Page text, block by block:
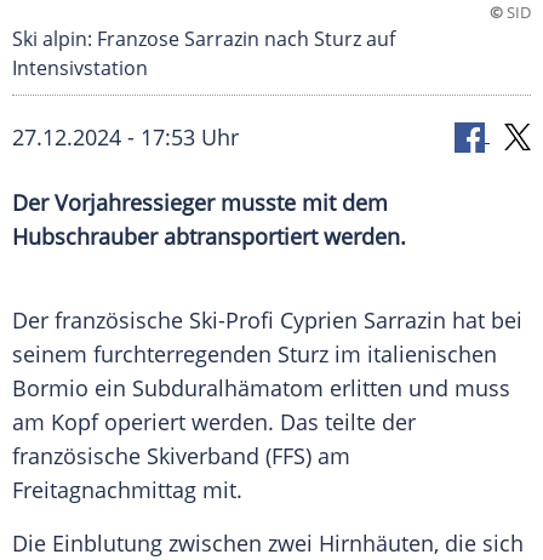
©SID
Ski alpin: Franzose Sarrazin nach Sturz auf
Intensivstation
27.12.2024 - 17:53 Uhr
Der Vorjahressieger musste mit dem
Hubschrauber abtransportiert werden.
Der französische Ski-Profi Cyprien Sarrazin hat bei
seinem furchterregenden Sturz im italienischen
Bormio ein Subduralhämatom erlitten und muss
am Kopf operiert werden. Das teilte der
französische Skiverband (FFS) am
Freitagnachmittag mit.
Die Einblutung zwischen zwei Hirnhäuten, die sich